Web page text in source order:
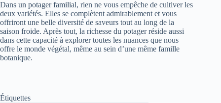
Dans un potager familial, rien ne vous empêche de cultiver les
deux variétés. Elles se complètent admirablement et vous
offriront une belle diversité de saveurs tout au long de la
saison froide. Après tout, la richesse du potager réside aussi
dans cette capacité à explorer toutes les nuances que nous
offre le monde végétal, même au sein d’une même famille
botanique.
Étiquettes